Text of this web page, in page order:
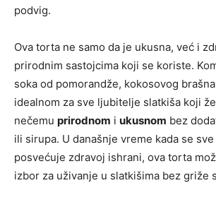
podvig.
Ova torta ne samo da je ukusna, već i
prirodnim sastojcima koji se koriste.
soka od pomorandže, kokosovog
idealnom za sve ljubitelje slatkiša koji
nečemu prirodnom i ukusnom bez
ili sirupa. U današnje vreme kada se
posvećuje zdravoj ishrani, ova torta
izbor za uživanje u slatkišima bez griže